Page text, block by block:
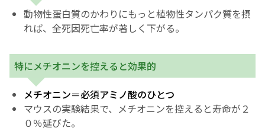
動物性蛋白質のかわりにもっと植物性タンパク質を摂
れば、全死因死亡率が著しく下がる。
特にメチオニンを控えると効果的
メチオニン＝必須アミノ酸のひとつ
マウスの実験結果で、メチオニンを控えると寿命が２
０％延びた。